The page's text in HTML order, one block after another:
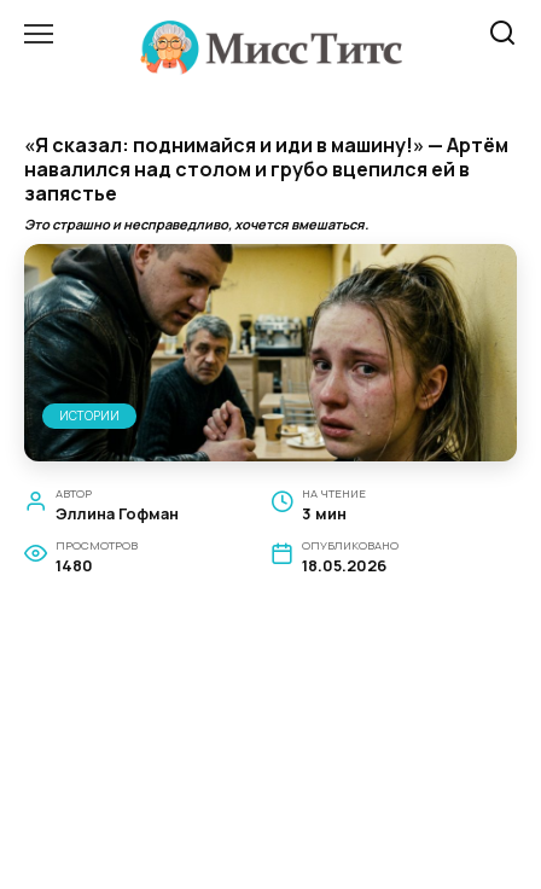
«Я сказал: поднимайся и иди в машину!» — Артём
навалился над столом и грубо вцепился ей в
запястье
Это страшно и несправедливо, хочется вмешаться.
ИСТОРИИ
АВТОР
Эллина Гофман
НА ЧТЕНИЕ
3 мин
ПРОСМОТРОВ
1480
ОПУБЛИКОВАНО
18.05.2026